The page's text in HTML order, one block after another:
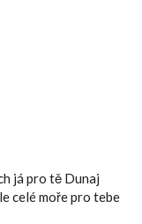
já pro tě Dunaj
celé moře pro tebe